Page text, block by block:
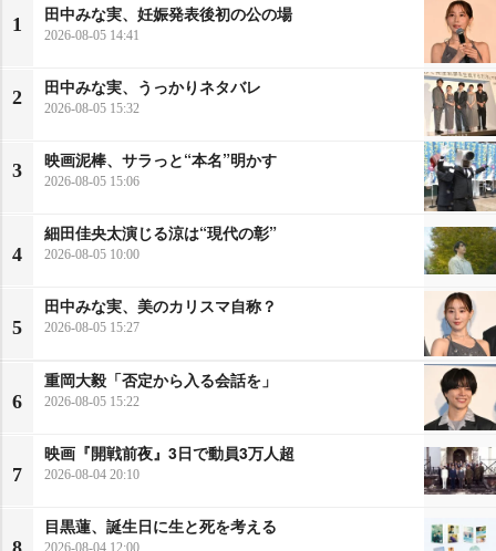
1
田中みな実、妊娠発表後初の公の場
2026-08-05 14:41
2
田中みな実、うっかりネタバレ
2026-08-05 15:32
3
映画泥棒、サラっと“本名”明かす
2026-08-05 15:06
4
細田佳央太演じる涼は“現代の彰”
2026-08-05 10:00
5
田中みな実、美のカリスマ自称？
2026-08-05 15:27
6
重岡大毅「否定から入る会話を」
2026-08-05 15:22
7
映画『開戦前夜』3日で動員3万人超
2026-08-04 20:10
目黒蓮、誕生日に生と死を考える
2026-08-04 12:00